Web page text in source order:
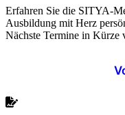
Erfahren Sie die SITYA-
Ausbildung mit Herz
Nächste Termine in Kürze